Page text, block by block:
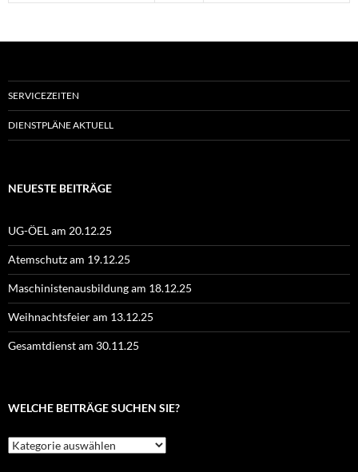
SERVICEZEITEN
DIENSTPLÄNE AKTUELL
NEUESTE BEITRÄGE
UG-ÖEL am 20.12.25
Atemschutz am 19.12.25
Maschinistenausbildung am 18.12.25
Weihnachtsfeier am 13.12.25
Gesamtdienst am 30.11.25
WELCHE BEITRÄGE SUCHEN SIE?
Welche
Beiträge